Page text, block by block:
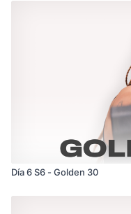
Día 6 S6 - Golden 30